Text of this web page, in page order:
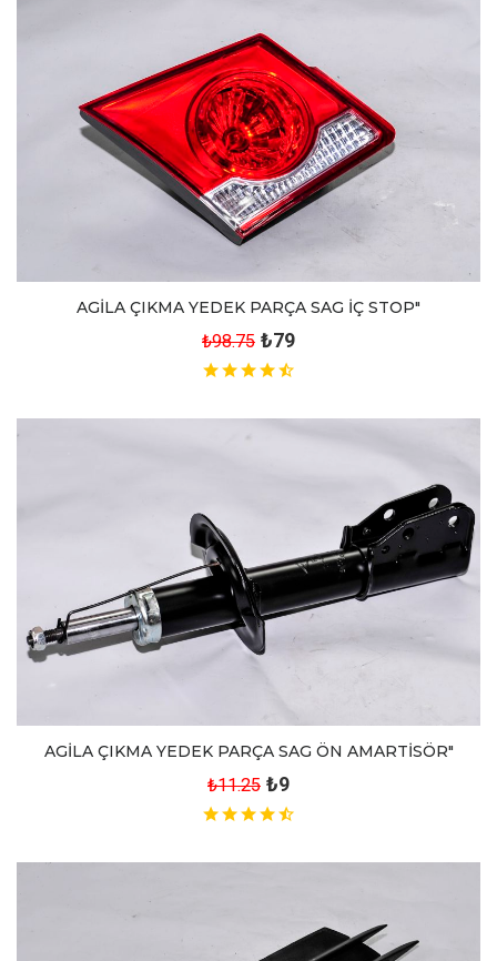
AGİLA ÇIKMA YEDEK PARÇA SAG İÇ STOP"
₺98.75 ₺79
AGİLA ÇIKMA YEDEK PARÇA SAG ÖN AMARTİSÖR"
₺11.25 ₺9